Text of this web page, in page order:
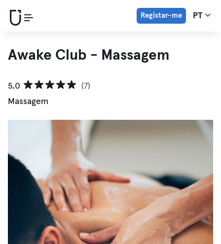
Registar-me PT
Awake Club - Massagem
5.0
(7)
Massagem